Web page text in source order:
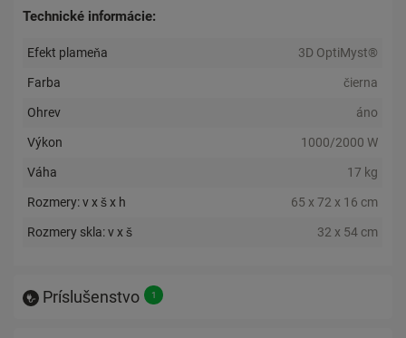
Technické informácie:
Efekt plameňa 3D OptiMyst®
Farba čierna
Ohrev áno
Výkon 1000/2000 W
Váha 17 kg
Rozmery: v x š x h 65 x 72 x 16 cm
Rozmery skla: v x š 32 x 54 cm
Príslušenstvo